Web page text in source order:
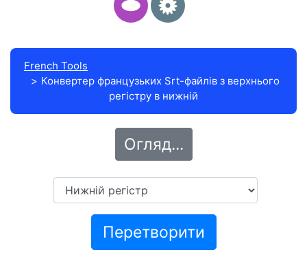
French Tools
Конвертер французьких Srt-файлів з верхнього
регістру в нижній
Огляд...
Перетворити